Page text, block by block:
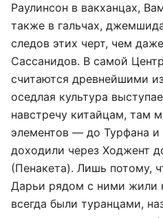
Раулинсон в вакханцах,
также в гальчах,
следов этих черт, чем
Сассанидов. В самой
считаются древнейшими
оседлая культура
навстречу китайцам, там
элементов — до Турфана и
доходили через Ходжент
(Пенакета). Лишь потому,
Дарьи рядом с ними жили
всегда были туранцами,